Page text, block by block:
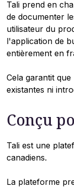
Tali prend en
de documenter
utilisateur du
l'application de
entièrement en
Cela garantit
existantes ni
Conçu
Tali est une
canadiens.
La plateforme